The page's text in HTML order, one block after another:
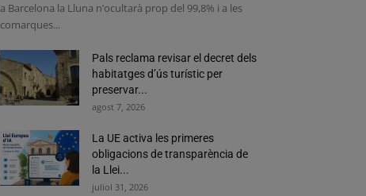
a Barcelona la Lluna n’ocultarà prop del 99,8% i a les
comarques...
Pals reclama revisar el decret dels
habitatges d’ús turístic per
preservar...
agost 7, 2026
La UE activa les primeres
obligacions de transparència de
la Llei...
juliol 31, 2026